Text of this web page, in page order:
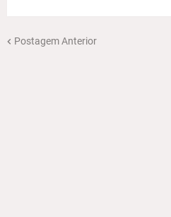
Postagem Anterior